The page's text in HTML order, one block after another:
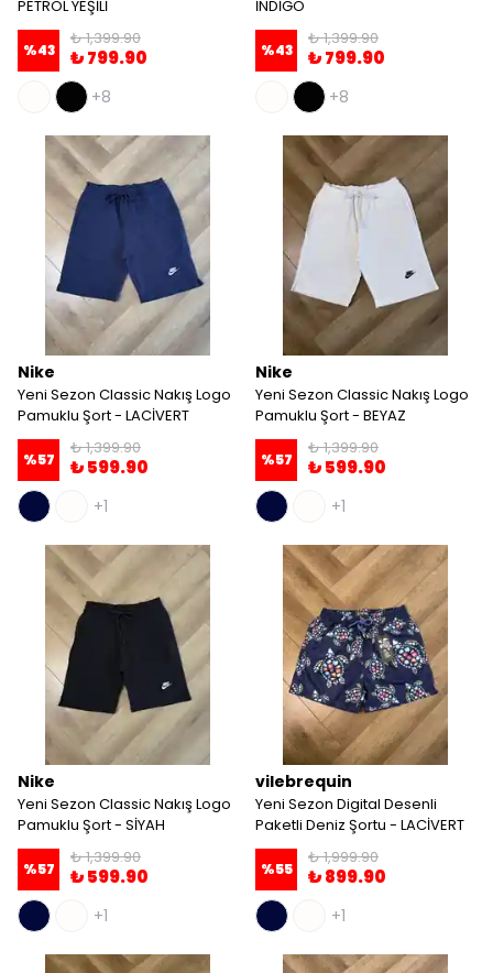
PETROL YEŞİLİ
%43
₺ 1,399.90
₺ 799.90
+8
İNDİGO
%43
₺ 1,399.90
₺ 799.90
+8
Nike
Yeni Sezon Classic Nakış Logo
Pamuklu Şort - LACİVERT
%57
₺ 1,399.90
₺ 599.90
+1
Nike
Yeni Sezon Classic Nakış Logo
Pamuklu Şort - BEYAZ
%57
₺ 1,399.90
₺ 599.90
+1
Nike
Yeni Sezon Classic Nakış Logo
Pamuklu Şort - SİYAH
%57
₺ 1,399.90
₺ 599.90
+1
vilebrequin
Yeni Sezon Digital Desenli
Paketli Deniz Şortu - LACİVERT
%55
₺ 1,999.90
₺ 899.90
+1